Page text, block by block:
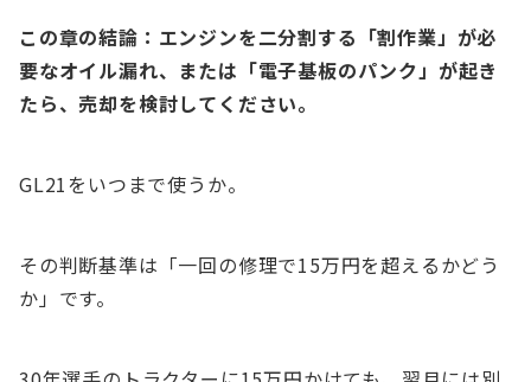
この章の結論：エンジンを二分割する「割作業」が必
要なオイル漏れ、または「電子基板のパンク」が起き
たら、売却を検討してください。
GL21をいつまで使うか。
その判断基準は「一回の修理で15万円を超えるかどう
か」です。